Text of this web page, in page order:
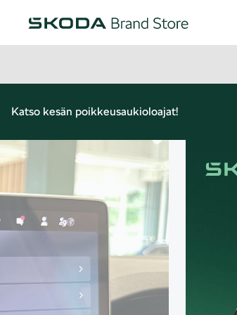
Katso kesän poikkeusaukioloajat!